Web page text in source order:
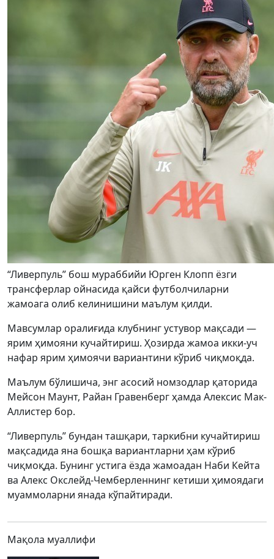
“Ливерпуль” бош мураббийи Юрген Клопп ёзги
трансферлар ойнасида қайси футболчиларни
жамоага олиб келинишини маълум қилди.
Мавсумлар оралиғида клубнинг устувор мақсади —
ярим ҳимояни кучайтириш. Ҳозирда жамоа икки-уч
нафар ярим ҳимоячи вариантини кўриб чиқмоқда.
Маълум бўлишича, энг асосий номзодлар қаторида
Мейсон Маунт, Райан Гравенберг ҳамда Алексис Мак-
Аллистер бор.
“Ливерпуль” бундан ташқари, таркибни кучайтириш
мақсадида яна бошқа вариантларни ҳам кўриб
чиқмоқда. Бунинг устига ёзда жамоадан Наби Кейта
ва Алекс Окслейд-Чемберленнинг кетиши ҳимоядаги
муаммоларни янада кўпайтиради.
Мақола муаллифи